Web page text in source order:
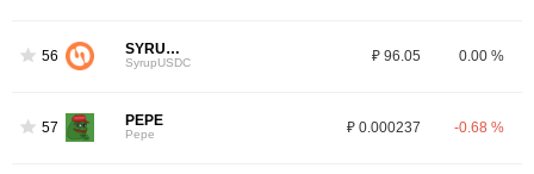
56 SYRUPUSDC
SyrupUSDC ₽ 96.05 0.00 %
57 PEPE
Pepe ₽ 0.000237 -0.68 %